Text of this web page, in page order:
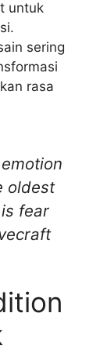
untuk
sering
rasa
oldest
fear